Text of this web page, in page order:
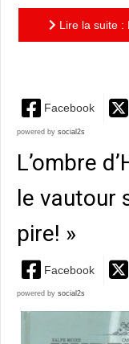
Lire la suite :
Facebook
powered by social2s
L’ombre
le vautour
pire! »
Facebook
powered by social2s